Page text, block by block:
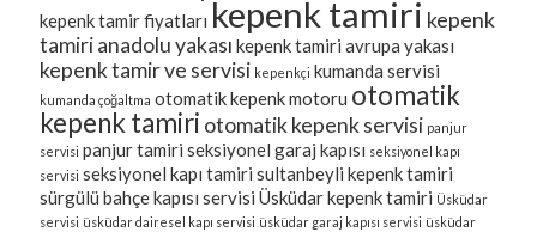
kepenk tamir fiyatları kepenk tamiri kepenk
tamiri anadolu yakası kepenk tamiri avrupa yakası
kepenk tamir ve servisi kepenkçi kumanda servisi
kumanda çoğaltma otomatik kepenk motoru otomatik
kepenk tamiri otomatik kepenk servisi panjur
servisi panjur tamiri seksiyonel garaj kapısı seksiyonel kapı
servisi seksiyonel kapı tamiri sultanbeyli kepenk tamiri
sürgülü bahçe kapısı servisi Üsküdar kepenk tamiri Üsküdar
servisi üsküdar dairesel kapı servisi üsküdar garaj kapısı servisi üsküdar